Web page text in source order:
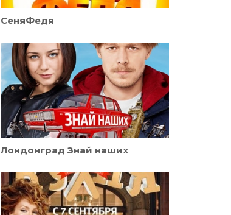
СеняФедя
Лондонград Знай наших